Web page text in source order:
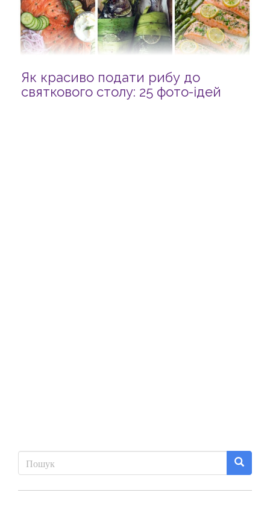
Як красиво подати рибу до
святкового столу: 25 фото-ідей